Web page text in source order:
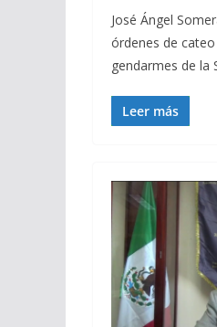
José Ángel
órdenes de
gendarmes de la
Leer más